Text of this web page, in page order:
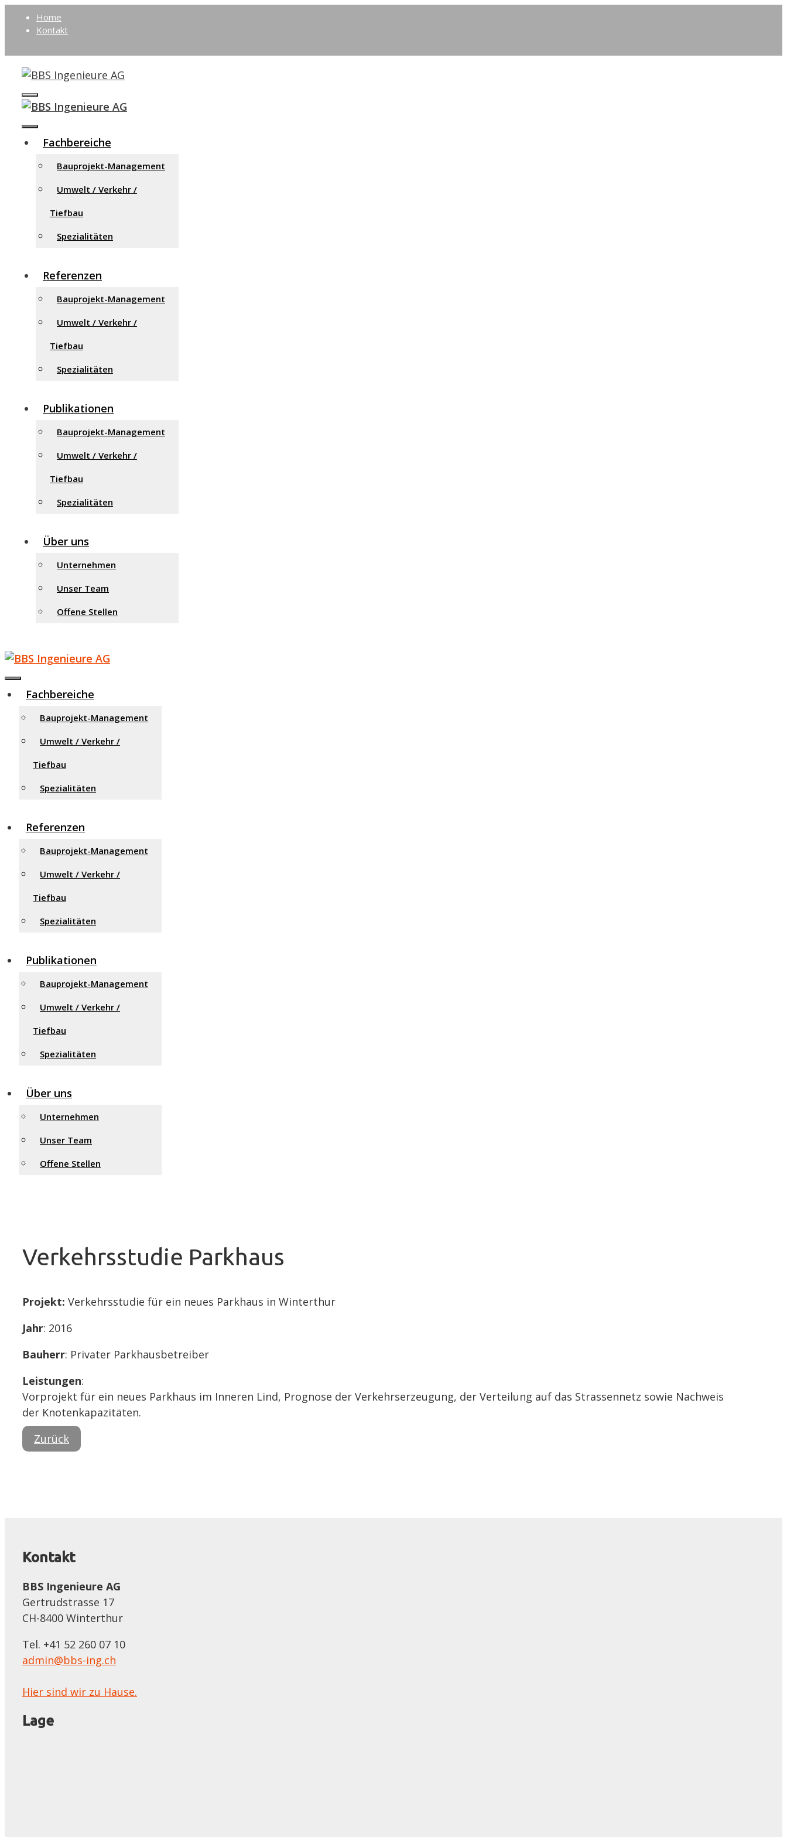
SpringeHome
Kontakt
Menü
Menü
Fachbereiche
Bauprojekt-Management
Umwelt / Verkehr /
Tiefbau
Spezialitäten
Referenzen
Bauprojekt-Management
Umwelt / Verkehr /
Tiefbau
Spezialitäten
Publikationen
Bauprojekt-Management
Umwelt / Verkehr /
Tiefbau
Spezialitäten
Über uns
Unternehmen
Unser Team
Offene Stellen
Menu
Fachbereiche
Bauprojekt-Management
Umwelt / Verkehr /
Tiefbau
Spezialitäten
Referenzen
Bauprojekt-Management
Umwelt / Verkehr /
Tiefbau
Spezialitäten
Publikationen
Bauprojekt-Management
Umwelt / Verkehr /
Tiefbau
Spezialitäten
Über uns
Unternehmen
Unser Team
Offene Stellen
Verkehrsstudie Parkhaus
Projekt: Verkehrsstudie für ein neues Parkhaus in Winterthur
Jahr: 2016
Bauherr: Privater Parkhausbetreiber
Leistungen:
Vorprojekt für ein neues Parkhaus im Inneren Lind, Prognose der Verkehrserzeugung, der Verteilung auf das Strassennetz sowie Nachweis
der Knotenkapazitäten.
Zurück
Kontakt
BBS Ingenieure AG
Gertrudstrasse 17
CH-8400 Winterthur
Tel. +41 52 260 07 10
admin@bbs-ing.ch
Hier sind wir zu Hause.
Lage